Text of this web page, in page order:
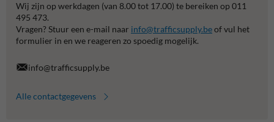
Wij zijn op werkdagen (van 8.00 tot 17.00) te bereiken op 011
495 473.
Vragen? Stuur een e-mail naar info@trafficsupply.beof vul het
formulier in en we reageren zo spoedig mogelijk.
info@trafficsupply.be
Alle contactgegevens